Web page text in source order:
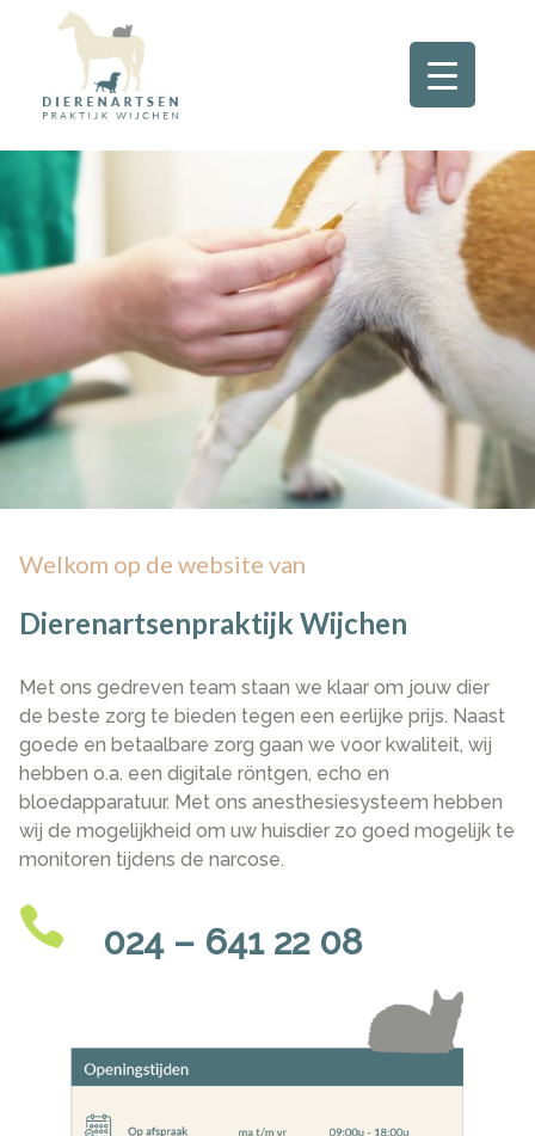
Welkom op de website van
Dierenartsenpraktijk Wijchen
Met ons gedreven team staan we klaar om jouw dier
de beste zorg te bieden tegen een eerlijke prijs. Naast
goede en betaalbare zorg gaan we voor kwaliteit, wij
hebben o.a. een digitale röntgen, echo en
bloedapparatuur. Met ons anesthesiesysteem hebben
wij de mogelijkheid om uw huisdier zo goed mogelijk te
monitoren tijdens de narcose.
024 – 641 22 08